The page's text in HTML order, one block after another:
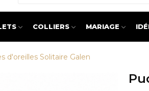
COLLIERS MARIAGE
d'oreilles Solitaire Galen